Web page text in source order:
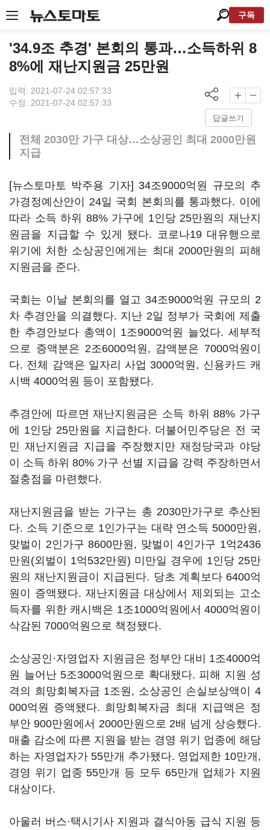
구독
'34.9조 추경' 본회의 통과…소득하위 8
8%에 재난지원금 25만원
입력: 2021-07-24 02:57:33
수정: 2021-07-24 02:57:33
답글쓰기
전체 2030만 가구 대상…소상공인 최대 2000만원
지급
[뉴스토마토 박주용 기자] 34조9000억원 규모의 추
가경정예산안이 24일 국회 본회의를 통과했다. 이에
따라 소득 하위 88% 가구에 1인당 25만원의 재난지
원금을 지급할 수 있게 됐다. 코로나19 대유행으로
위기에 처한 소상공인에게는 최대 2000만원의 피해
지원금을 준다.
국회는 이날 본회의를 열고 34조9000억원 규모의 2
차 추경안을 의결했다. 지난 2일 정부가 국회에 제출
한 추경안보다 총액이 1조9000억원 늘었다. 세부적
으로 증액분은 2조6000억원, 감액분은 7000억원이
다. 전체 감액은 일자리 사업 3000억원, 신용카드 캐
시백 4000억원 등이 포함됐다.
추경안에 따르면 재난지원금은 소득 하위 88% 가구
에 1인당 25만원을 지급한다. 더불어민주당은 전 국
민 재난지원금 지급을 주장했지만 재정당국과 야당
이 소득 하위 80% 가구 선별 지급을 강력 주장하면서
절충점을 마련했다.
재난지원금을 받는 가구는 총 2030만가구로 추산된
다. 소득 기준으로 1인가구는 대략 연소득 5000만원,
맞벌이 2인가구 8600만원, 맞벌이 4인가구 1억2436
만원(외벌이 1억532만원) 미만일 경우에 1인당 25만
원의 재난지원금이 지급된다. 당초 계획보다 6400억
원이 증액됐다. 재난지원금 대상에서 제외되는 고소
득자를 위한 캐시백은 1조1000억원에서 4000억원이
삭감된 7000억원으로 책정됐다.
소상공인·자영업자 지원금은 정부안 대비 1조4000억
원 늘어난 5조3000억원으로 확대됐다. 피해 지원 성
격의 희망회복자금 1조원, 소상공인 손실보상액이 4
000억원 증액됐다. 희망회복자금 최대 지급액은 정
부안 900만원에서 2000만원으로 2배 넘게 상승했다.
매출 감소에 따른 지원을 받는 경영 위기 업종에 해당
하는 자영업자가 55만개 추가됐다. 영업제한 10만개,
경영 위기 업종 55만개 등 모두 65만개 업체가 지원
대상이다.
아울러 버스·택시기사 지원과 결식아동 급식 지원 등